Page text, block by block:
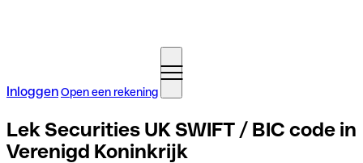
InloggenOpen een rekening
Lek Securities UK SWIFT / BIC code in
Verenigd Koninkrijk